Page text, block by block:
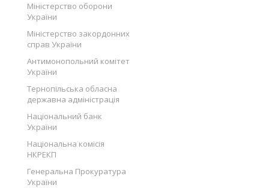
Міністерство оборони
України
Міністерство закордонних
справ України
Антимонопольний комітет
України
Тернопільська обласна
державна адміністрація
Національний банк
України
Національна комісія
НКРЕКП
Генеральна Прокуратура
України